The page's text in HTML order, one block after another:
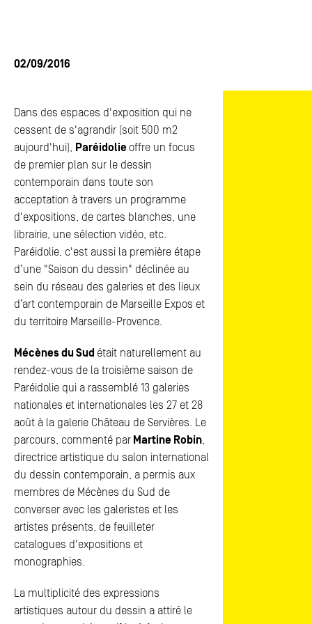
CONTACTSCONTACTS
02/09/2016
Dans des espaces d'exposition qui ne
cessent de s'agrandir (soit 500 m2
aujourd'hui), Paréidolie offre un focus
de premier plan sur le dessin
contemporain dans toute son
acceptation à travers un programme
d'expositions, de cartes blanches, une
librairie, une sélection vidéo, etc.
Paréidolie, c'est aussi la première étape
d’une "Saison du dessin" déclinée au
sein du réseau des galeries et des lieux
d’art contemporain de Marseille Expos et
du territoire Marseille-Provence.
Mécènes du Sud était naturellement au
rendez-vous de la troisième saison de
Paréidolie qui a rassemblé 13 galeries
nationales et internationales les 27 et 28
août à la galerie Château de Servières. Le
parcours, commenté par Martine Robin,
directrice artistique du salon international
du dessin contemporain, a permis aux
membres de Mécènes du Sud de
converser avec les galeristes et les
artistes présents, de feuilleter
catalogues d'expositions et
monographies.
La multiplicité des expressions
artistiques autour du dessin a attiré le